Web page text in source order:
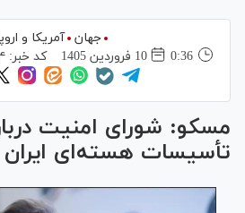
جهان
آمریکا و
0:36
10 فروردين 1405 کد خبر:
مسکو: شورای امنیت
تأسیسات هسته‌ای ایران